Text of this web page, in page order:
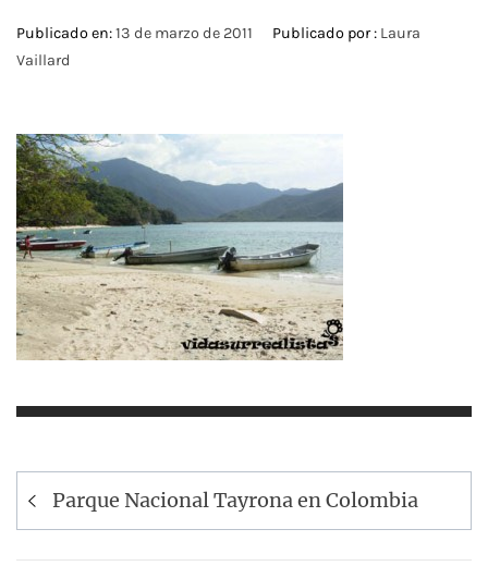
Publicado en:13 de marzo de 2011 Publicado por : Laura
Vaillard
Navegación
de
Parque Nacional Tayrona en Colombia